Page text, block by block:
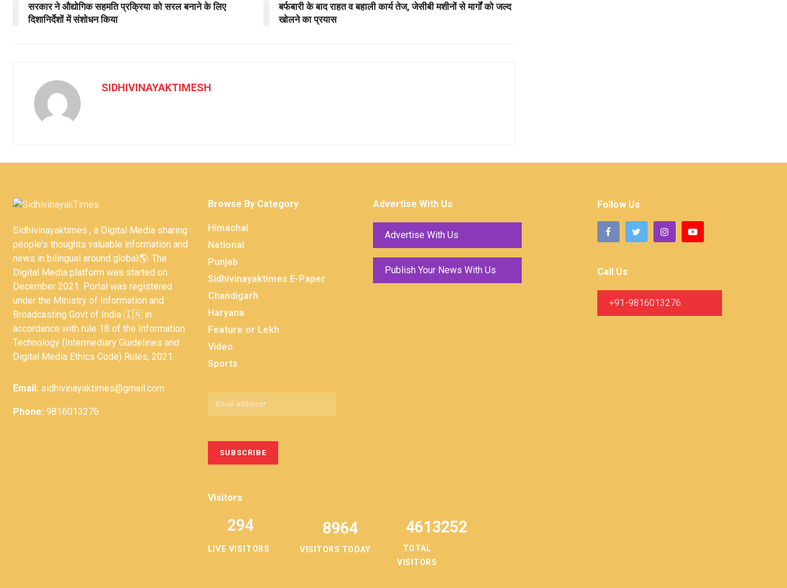
सरकार ने औद्योगिक सहमति प्रक्रिया को सरल बनाने के लिए
दिशानिर्देशों में संशोधन किया
बर्फबारी के बाद राहत व बहाली कार्य तेज, जेसीबी मशीनों से मार्गों को जल्द
खोलने का प्रयास
SIDHIVINAYAKTIMESH
Sidhivinayaktimes , a Digital Media sharing
people's thoughts valuable information and
news in bilingual around global🌎. The
Digital Media platform was started on
December 2021. Portal was registered
under the Ministry of Information and
Broadcasting Govt of India 🇮🇳 in
accordance with rule 18 of the Information
Technology (Intermediary Guidelines and
Digital Media Ethics Code) Rules, 2021.
Email: sidhivinayaktimes@gmail.com
Phone: 9816013276
Browse By Category
Himachal
National
Punjab
Sidhivinayaktimes E-Paper
Chandigarh
Haryana
Feature or Lekh
Video
Sports
Visitors
LIVE VISITORS
294 8964
VISITORS TODAY
4613252
TOTAL
VISITORS
Advertise With Us
Advertise With Us
Publish Your News With Us
Follow Us
Call Us
+91-9816013276